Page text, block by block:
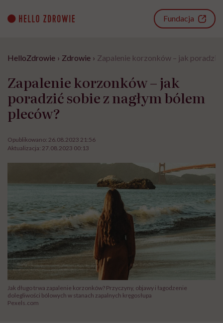
content
Fundacja
HelloZdrowie › Zdrowie › Zapalenie korzonków – jak poradzić
Zapalenie korzonków – jak
poradzić sobie z nagłym bólem
pleców?
Opublikowano: 26.08.2023 21:56
Aktualizacja: 27.08.2023 00:13
Jak długo trwa zapalenie korzonków? Przyczyny, objawy i łagodzenie
dolegliwości bólowych w stanach zapalnych kręgosłupa
Pexels.com